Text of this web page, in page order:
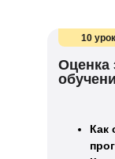
10
Оценка
Как